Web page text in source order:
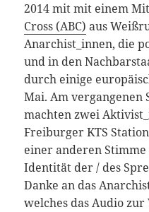
2014 mit mit einem
Cross (ABC) aus
Anarchist_innen, die
und in den
durch einige
Mai. Am vergangenen
machten zwei
Freiburger KTS
einer anderen
Identität der / des
Danke an das
welches das Audio